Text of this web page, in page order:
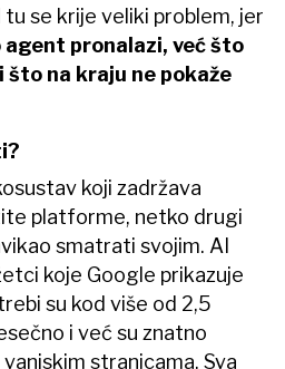
tu se krije veliki problem, jer
pronalazi, već što
što na kraju ne pokaže
koji zadržava
platforme, netko drugi
smatrati svojim. AI
koje Google prikazuje
su kod više od 2,5
i već su znatno
stranicama. Sva